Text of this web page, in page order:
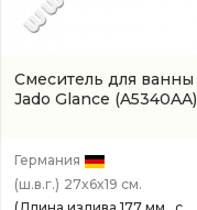
Смеситель для ванны
Jado Glance (A5340AA)
Германия
(ш.в.г.) 27x6x19 см.